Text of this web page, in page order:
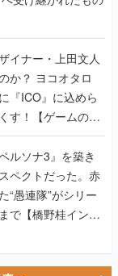
イナー・上田文人
か？ ヨコオタロ
『ICO』に込めら
す！【ゲームの企
ルソナ3』を築き
ペクトだった。赤
“愚連隊”がシリー
で【橋野桂インタ